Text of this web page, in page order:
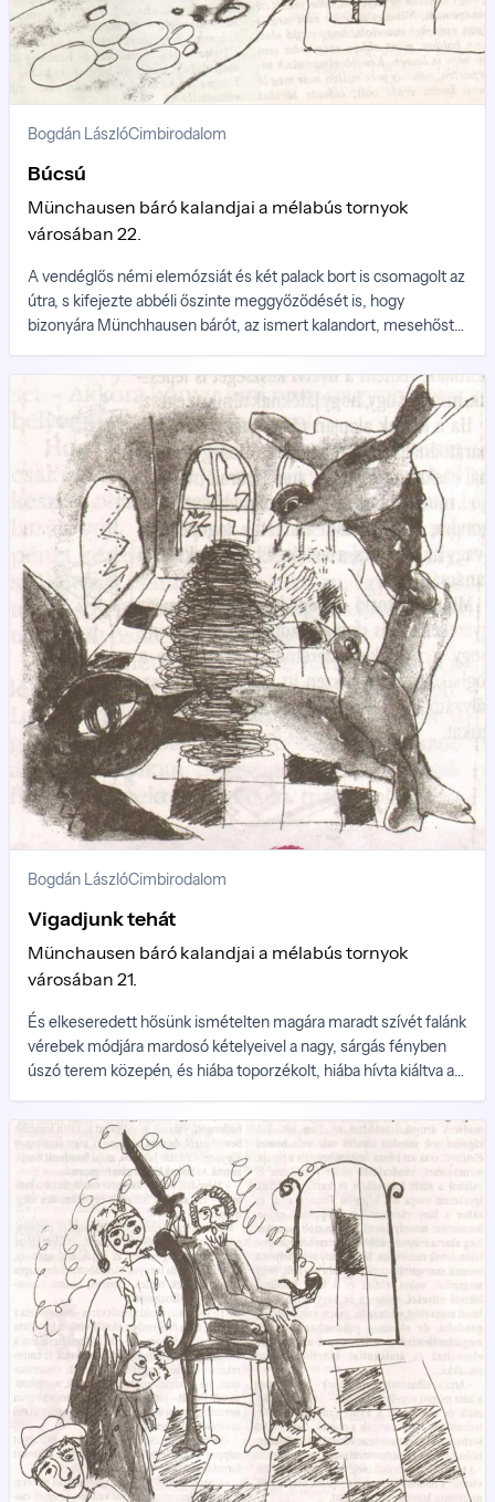
Bogdán LászlóCimbirodalom
Búcsú
Münchausen báró kalandjai a mélabús tornyok
városában 22.
A vendéglős némi elemózsiát és két palack bort is csomagolt az
útra, s kifejezte abbéli őszinte meggyőződését is, hogy
bizonyára Münchhausen bárót, az ismert kalandort, mesehőst
megejtette szerencsétlen sorsú városuk varázsa és bizonyára
élete során még alkalmat kerít arra, hogy visszatérjen a mélabús
tornyok közé.
Bogdán LászlóCimbirodalom
Vigadjunk tehát
Münchausen báró kalandjai a mélabús tornyok
városában 21.
És elkeseredett hősünk ismételten magára maradt szívét falánk
vérebek módjára mardosó kételyeivel a nagy, sárgás fényben
úszó terem közepén, és hiába toporzékolt, hiába hívta kiáltva a
jelentkezett többé, csak néha úsztak el sajgó szeme előtt az
üvegfalon túl, a kert különös fái között kerengő nagy, fekete
madarak baljós árnyai.